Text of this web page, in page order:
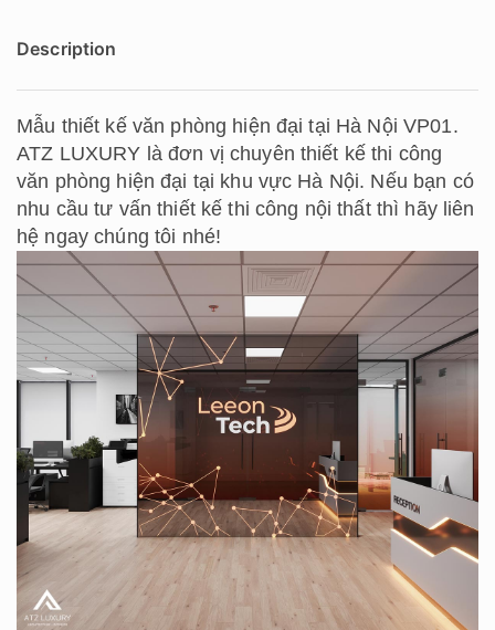
Description
Mẫu thiết kế văn phòng hiện đại tại Hà Nội VP01.
ATZ LUXURY là đơn vị chuyên thiết kế thi công
văn phòng hiện đại tại khu vực Hà Nội. Nếu bạn có
nhu cầu tư vấn thiết kế thi công nội thất thì hãy liên
hệ ngay chúng tôi nhé!